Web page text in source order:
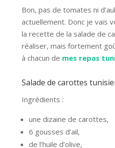
Bon, pas de tomates ni
actuellement. Donc je vais
la recette de la salade de
réaliser, mais fortement
à chacun de mes repas
Salade de carottes
Ingrédients :
une dizaine de carottes,
6 gousses d’ail,
de l’huile d’olive,